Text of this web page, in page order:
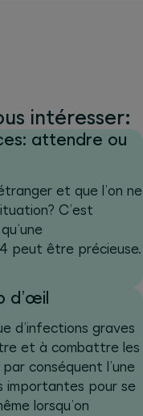
intéresser:
attendre ou
et que l’on ne
C’est
peut être précieuse.
d’œil
d’infections graves
et à combattre les
conséquent l’une
importantes pour se
lorsqu’on